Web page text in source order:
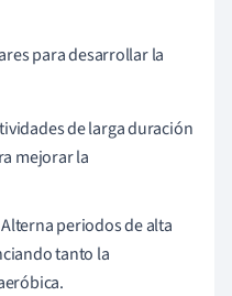
para desarrollar la
de larga duración
mejorar la
Alterna periodos de alta
tanto la